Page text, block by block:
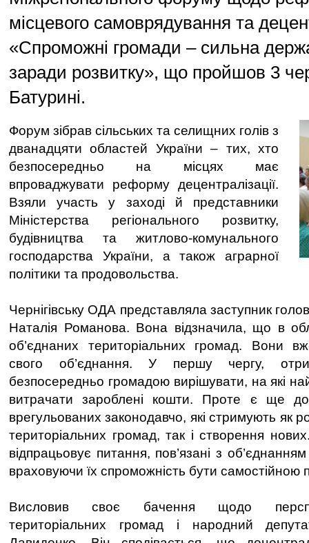
місцевого самоврядування та
«Спроможні громади – сильна
заради розвитку», що пройшов 3
Батурині.
Форум зібрав сільських та селищних голів з
дванадцяти областей України – тих, хто
безпосередньо на місцях має
впроваджувати реформу децентралізації.
Взяли участь у заході й представники
Міністерства регіонального розвитку,
будівництва та житлово-комунального
господарства України, а також аграрної
політики та продовольства.
Чернігівську ОДА представляла заступник
Наталія Романова. Вона відзначила, що в
об’єднаних територіальних громад. Вони
свого об’єднання. У першу чергу,
безпосередньо громадою вирішувати, на які
витрачати зароблені кошти. Проте є ще
врегульованих законодавчо, які стримують як
територіальних громад, так і створення
відпрацьовує питання, пов’язані з
враховуючи їх спроможність бути
Висловив своє бачення щодо
територіальних громад і народний